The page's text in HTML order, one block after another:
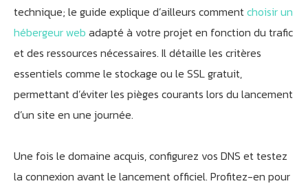
technique; le guide explique d’ailleurs commentchoisir un
hébergeur web adapté à votre projet en fonction du trafic
et des ressources nécessaires. Il détaille les critères
essentiels comme le stockage ou le SSL gratuit,
permettant d’éviter les pièges courants lors du lancement
d’un site en une journée.
Une fois le domaine acquis, configurez vos DNS et testez
la connexion avant le lancement officiel. Profitez-en pour